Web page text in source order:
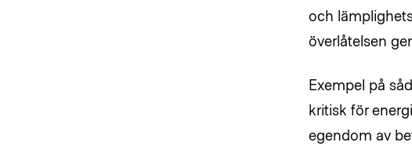
och
överlåtelsen
Exempel på
kritisk för
egendom av